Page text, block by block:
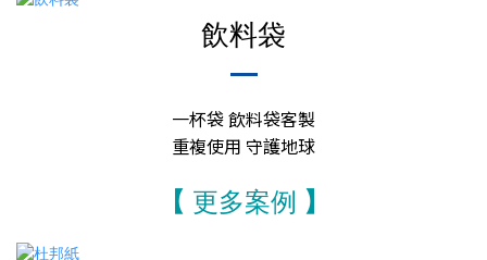
飲料袋
一杯袋 飲料袋客製
重複使用 守護地球
【 更多案例 】